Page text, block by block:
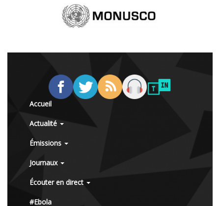
Accueil
Actualité
Émissions
Journaux
Écouter en direct
#Ebola